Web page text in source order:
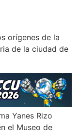
orígenes de la
de la ciudad de
Yanes Rizo
el Museo de